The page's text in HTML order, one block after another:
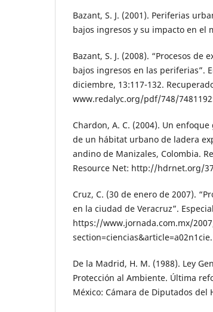
Bazant, S. J. (2001). Periferias
bajos ingresos y su impacto en el
Bazant, S. J. (2008). “Procesos
bajos ingresos en las periferias”.
diciembre, 13:117-132.
www.redalyc.org/pdf/748/
Chardon, A. C. (2004). Un
de un hábitat urbano de ladera
andino de Manizales, Colombia.
Resource Net: http://hdrnet.org/
Cruz, C. (30 de enero de 2007).
en la ciudad de Veracruz”.
https://www.jornada.com.mx/
section=ciencias&article=a02n1cie.
De la Madrid, H. M. (1988). Ley
Protección al Ambiente. Última
México: Cámara de Diputados del